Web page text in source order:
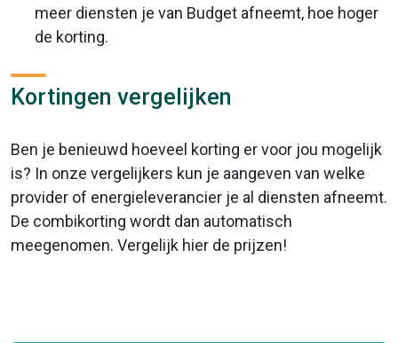
meer diensten je van Budget afneemt, hoe hoger
de korting.
Kortingen vergelijken
Ben je benieuwd hoeveel korting er voor jou mogelijk
is? In onze vergelijkers kun je aangeven van welke
provider of energieleverancier je al diensten afneemt.
De combikorting wordt dan automatisch
meegenomen. Vergelijk hier de prijzen!